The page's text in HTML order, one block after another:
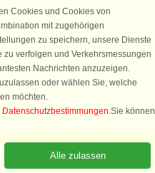
Rufen Sie an, um zu buchen
Cookies und Cookies von
mit zugehörigen
zu speichern, unsere Dienste
verfolgen und Verkehrsmessungen
Nachrichten anzuzeigen.
oder wählen Sie, welche
möchten.
.Sie können
bei, dass unsere Webseite
wie das Erinnern an die
Alle zulassen